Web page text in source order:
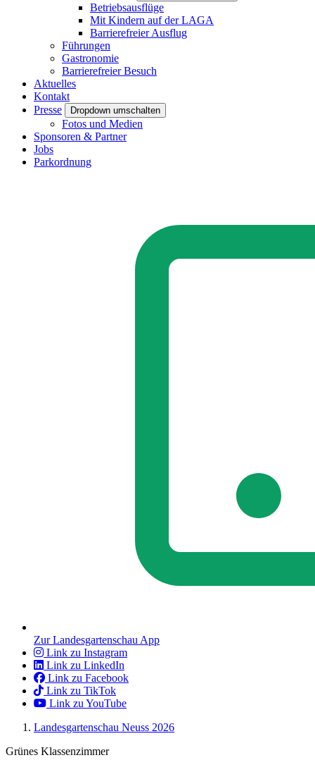
Betriebsausflüge
Mit Kindern auf der LAGA
Barrierefreier Ausflug
Führungen
Gastronomie
Barrierefreier Besuch
Aktuelles
Kontakt
Presse
Dropdown umschalten
Fotos und Medien
Sponsoren & Partner
Jobs
Parkordnung
Zur Landesgartenschau App
Link zu Instagram
Link zu LinkedIn
Link zu Facebook
Link zu TikTok
Link zu YouTube
Landesgartenschau Neuss 2026
Grünes Klassenzimmer